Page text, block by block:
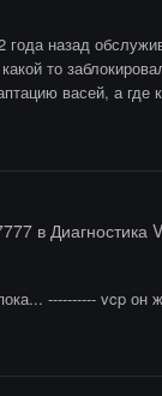
назад
то
васей, а
в Диагностика
---------- vcp он